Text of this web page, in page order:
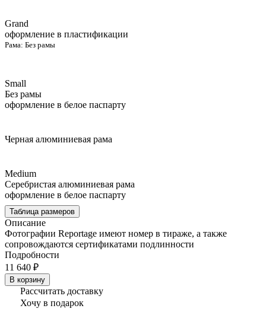
Grand
оформление в пластификации
Рама: Без рамы
Small
Без рамы
оформление в белое паспарту
Черная алюминиевая рама
Medium
Серебристая алюминиевая рама
оформление в белое паспарту
Таблица размеров
Описание
Фотографии Reportage имеют номер в тираже, а также
сопровождаются сертификатами подлинности
Подробности
11 640 ₽
В корзину
Рассчитать доставку
Хочу в подарок